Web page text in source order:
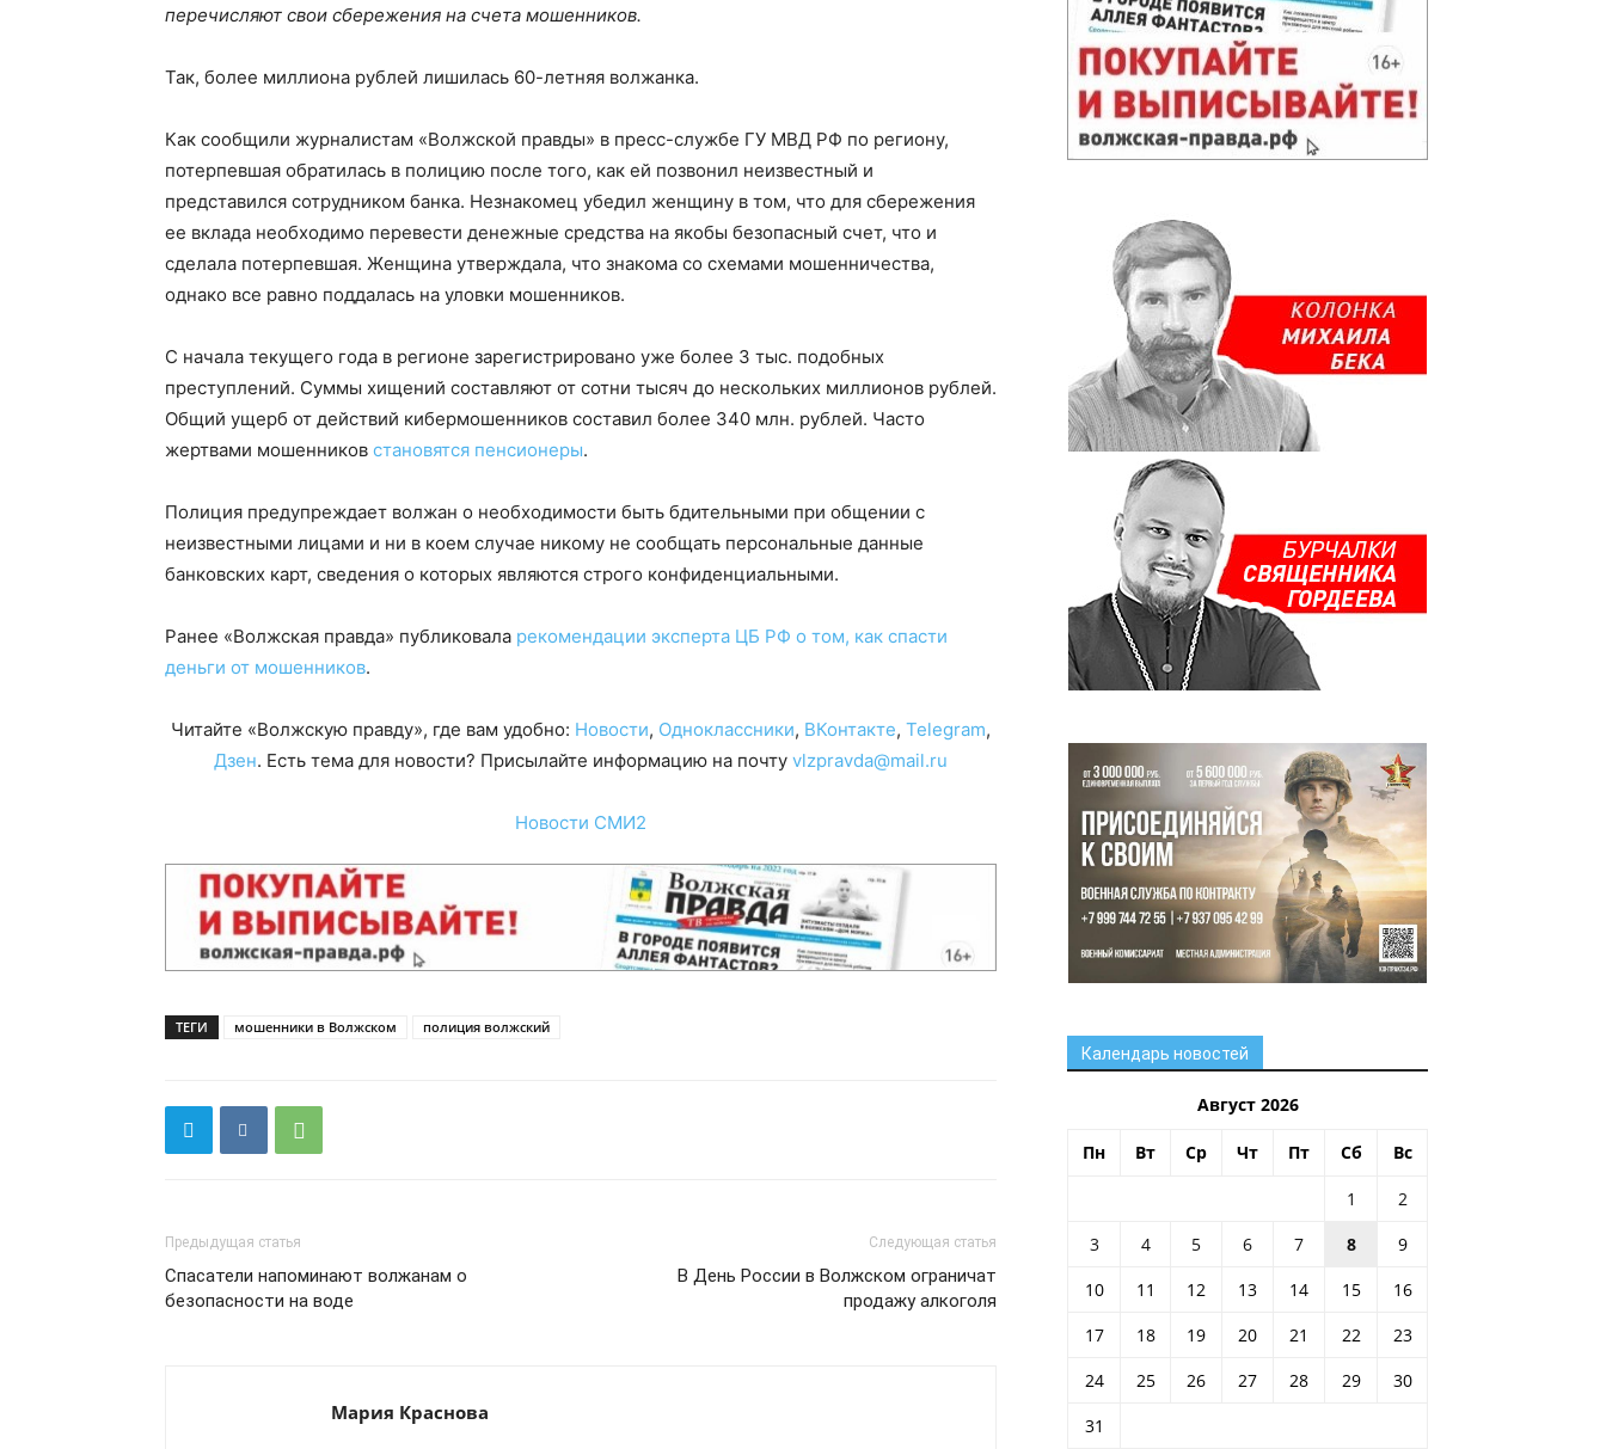
перечисляют свои сбережения на счета мошенников.
Так, более миллиона рублей лишилась 60-летняя волжанка.
Как сообщили журналистам «Волжской правды» в пресс-службе ГУ МВД РФ по региону,
потерпевшая обратилась в полицию после того, как ей позвонил неизвестный и
представился сотрудником банка. Незнакомец убедил женщину в том, что для сбережения
ее вклада необходимо перевести денежные средства на якобы безопасный счет, что и
сделала потерпевшая. Женщина утверждала, что знакома со схемами мошенничества,
однако все равно поддалась на уловки мошенников.
С начала текущего года в регионе зарегистрировано уже более 3 тыс. подобных
преступлений. Суммы хищений составляют от сотни тысяч до нескольких миллионов рублей.
Общий ущерб от действий кибермошенников составил более 340 млн. рублей. Часто
жертвами мошенников становятся пенсионеры.
Полиция предупреждает волжан о необходимости быть бдительными при общении с
неизвестными лицами и ни в коем случае никому не сообщать персональные данные
банковских карт, сведения о которых являются строго конфиденциальными.
Ранее «Волжская правда» публиковала рекомендации эксперта ЦБ РФ о том, как спасти
деньги от мошенников.
Читайте «Волжскую правду», где вам удобно: Новости, Одноклассники, ВКонтакте, Telegram,
Дзен. Есть тема для новости? Присылайте информацию на почту vlzpravda@mail.ru
Новости СМИ2
ТЕГИ мошенники в Волжском полиция волжский
Предыдущая статья
Спасатели напоминают волжанам о
безопасности на воде
Следующая статья
В День России в Волжском ограничат
продажу алкоголя
Мария Краснова
Календарь новостей
Август 2026
Пн Вт Ср Чт Пт Сб Вс
1
2
3
4 5 6 7 8
9
10
11 12 13 14 15
16
17
18 19 20 21 22
23
24
25 26 27 28 29
30
31